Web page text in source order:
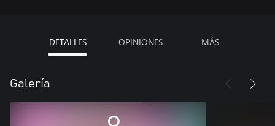
DETALLES OPINIONES MÁS
Galería